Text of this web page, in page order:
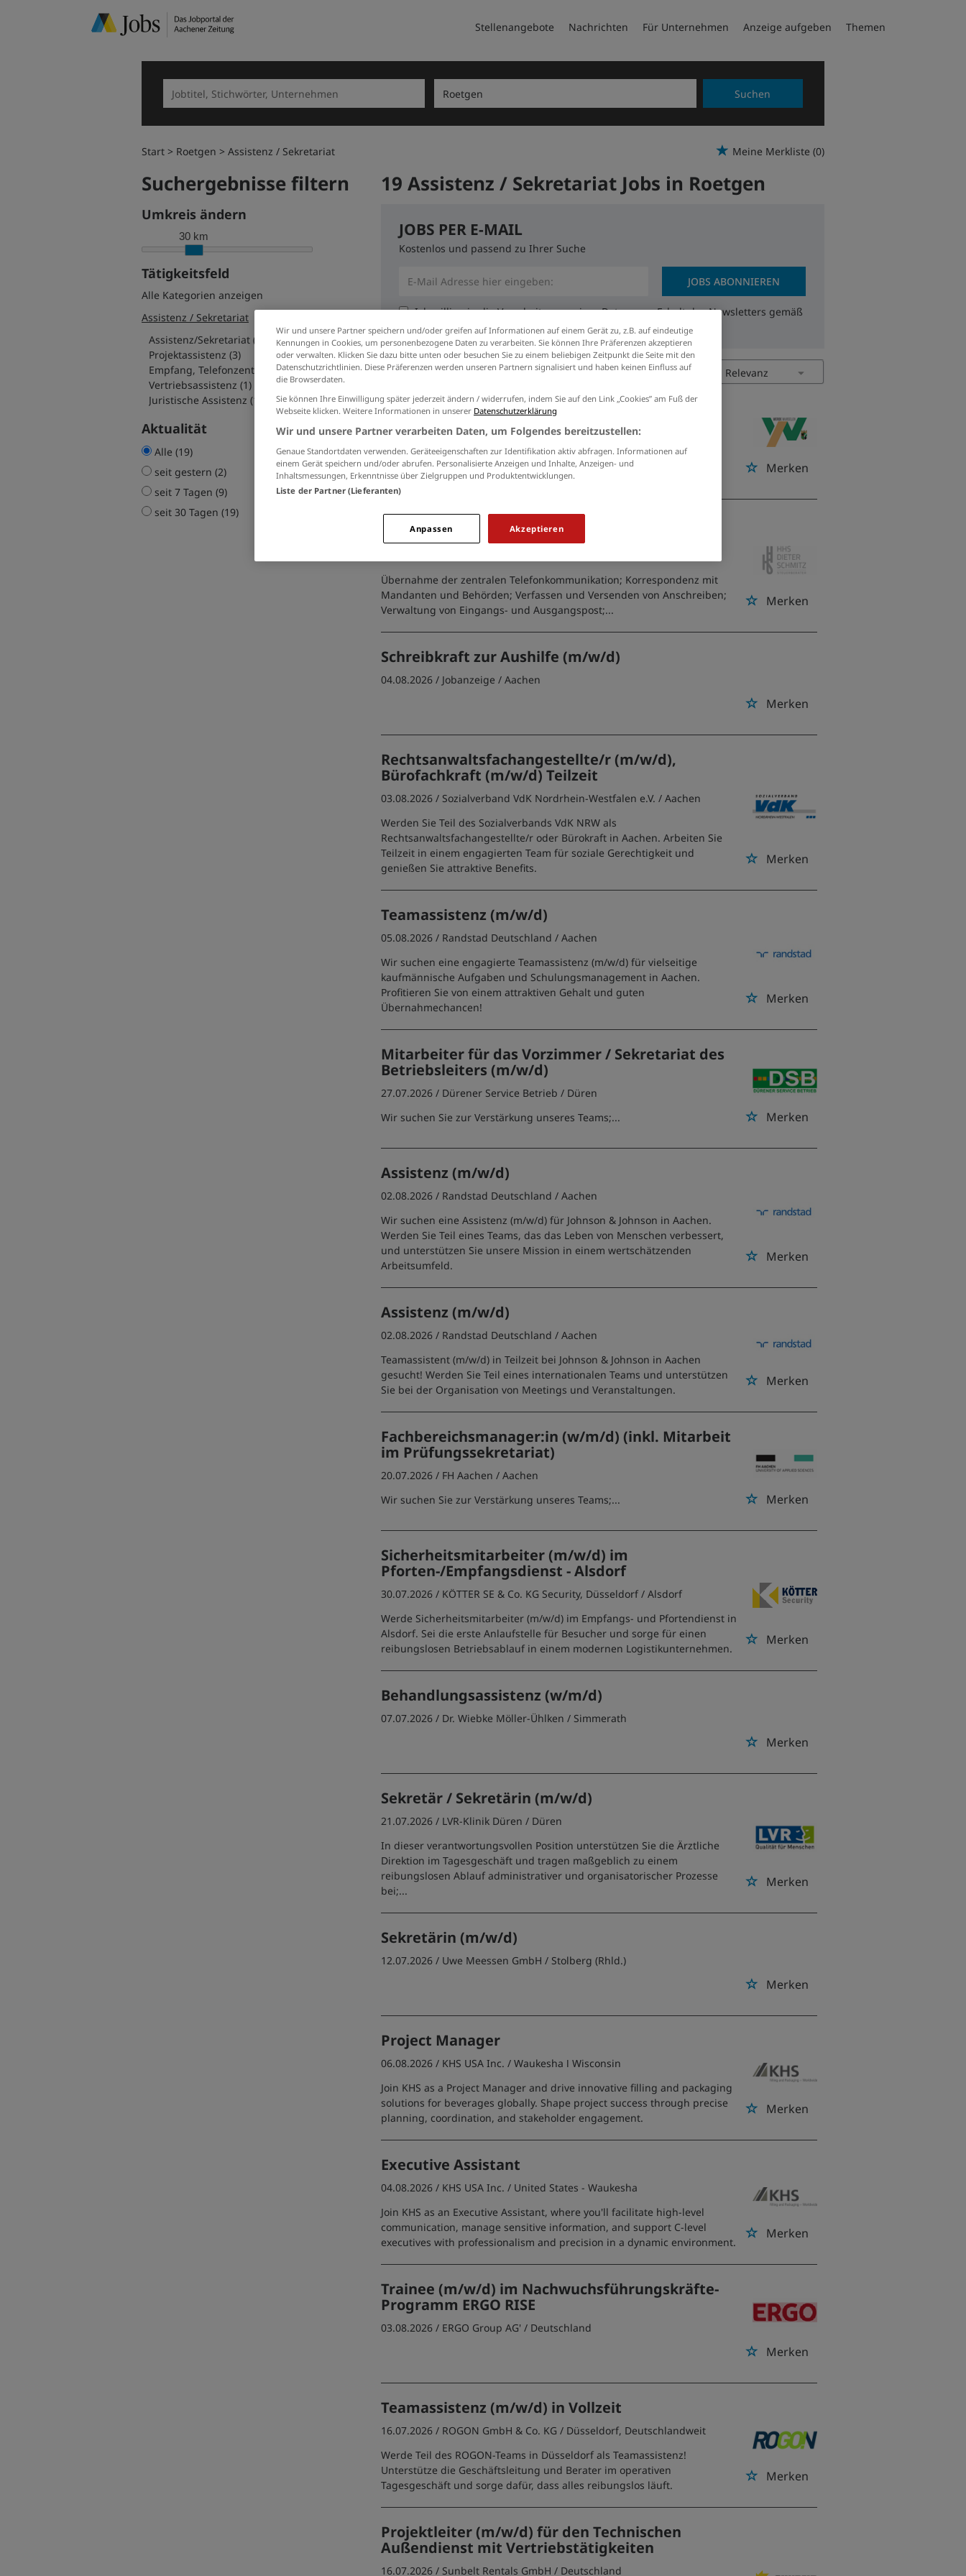
Stellenangebote Nachrichten Für Unternehmen Anzeige aufgeben Themen
Suchen
Start Roetgen Assistenz / Sekretariat Meine Merkliste (0)
Suchergebnisse filtern
Umkreis ändern
30 km
Tätigkeitsfeld
Alle Kategorien anzeigen
Assistenz / Sekretariat
Assistenz/Sekretariat (12)
Projektassistenz (3)
Empfang, Telefonzentrale (2)
Vertriebsassistenz (1)
Juristische Assistenz (1)
Aktualität
Alle (19)
seit gestern (2)
seit 7 Tagen (9)
seit 30 Tagen (19)
19 Assistenz / Sekretariat Jobs in Roetgen
JOBS PER E-MAIL
Kostenlos und passend zu Ihrer Suche
JOBS ABONNIEREN
Ich willige in die Verarbeitung meiner Daten zum Erhalt des Newsletters gemäß
derDatenschutzinformationenein.
Führungsassistent:in (m/w/d) im
vorbeugenden Brandschutz
Merken
Wir suchen Sie zur Verstärkung unseres Teams;...
Mitarbeiter*in Sekretariat (m/w/d)
Merken
Übernahme der zentralen Telefonkommunikation; Korrespondenz mit
Mandanten und Behörden; Verfassen und Versenden von Anschreiben;
Verwaltung von Eingangs- und Ausgangspost;...
Schreibkraft zur Aushilfe (m/w/d)
Merken
04.08.2026 / Jobanzeige / Aachen
Rechtsanwaltsfachangestellte/r (m/w/d),
Bürofachkraft (m/w/d) Teilzeit
Merken
03.08.2026 / Sozialverband VdK Nordrhein-Westfalen e.V. / Aachen
Werden Sie Teil des Sozialverbands VdK NRW als
Rechtsanwaltsfachangestellte/r oder Bürokraft in Aachen. Arbeiten Sie
Teilzeit in einem engagierten Team für soziale Gerechtigkeit und
genießen Sie attraktive Benefits.
Teamassistenz (m/w/d)
Merken
05.08.2026 / Randstad Deutschland / Aachen
Wir suchen eine engagierte Teamassistenz (m/w/d) für vielseitige
kaufmännische Aufgaben und Schulungsmanagement in Aachen.
Profitieren Sie von einem attraktiven Gehalt und guten
Übernahmechancen!
Mitarbeiter für das Vorzimmer / Sekretariat des
Betriebsleiters (m/w/d)
Merken
27.07.2026 / Dürener Service Betrieb / Düren
Wir suchen Sie zur Verstärkung unseres Teams;...
Assistenz (m/w/d)
Merken
02.08.2026 / Randstad Deutschland / Aachen
Wir suchen eine Assistenz (m/w/d) für Johnson & Johnson in Aachen.
Werden Sie Teil eines Teams, das das Leben von Menschen verbessert,
und unterstützen Sie unsere Mission in einem wertschätzenden
Arbeitsumfeld.
Assistenz (m/w/d)
Merken
02.08.2026 / Randstad Deutschland / Aachen
Teamassistent (m/w/d) in Teilzeit bei Johnson & Johnson in Aachen
gesucht! Werden Sie Teil eines internationalen Teams und unterstützen
Sie bei der Organisation von Meetings und Veranstaltungen.
Fachbereichsmanager:in (w/m/d) (inkl. Mitarbeit
im Prüfungssekretariat)
Merken
20.07.2026 / FH Aachen / Aachen
Wir suchen Sie zur Verstärkung unseres Teams;...
Sicherheitsmitarbeiter (m/w/d) im
Pforten-/Empfangsdienst - Alsdorf
Merken
30.07.2026 / KÖTTER SE & Co. KG Security, Düsseldorf / Alsdorf
Werde Sicherheitsmitarbeiter (m/w/d) im Empfangs- und Pfortendienst in
Alsdorf. Sei die erste Anlaufstelle für Besucher und sorge für einen
reibungslosen Betriebsablauf in einem modernen Logistikunternehmen.
Behandlungsassistenz (w/m/d)
Merken
07.07.2026 / Dr. Wiebke Möller-Ühlken / Simmerath
Sekretär / Sekretärin (m/w/d)
Merken
21.07.2026 / LVR-Klinik Düren / Düren
In dieser verantwortungsvollen Position unterstützen Sie die Ärztliche
Direktion im Tagesgeschäft und tragen maßgeblich zu einem
reibungslosen Ablauf administrativer und organisatorischer Prozesse
bei;...
Sekretärin (m/w/d)
Merken
12.07.2026 / Uwe Meessen GmbH / Stolberg (Rhld.)
Project Manager
Merken
06.08.2026 / KHS USA Inc. / Waukesha ǀ Wisconsin
Join KHS as a Project Manager and drive innovative filling and packaging
solutions for beverages globally. Shape project success through precise
planning, coordination, and stakeholder engagement.
Executive Assistant
Merken
04.08.2026 / KHS USA Inc. / United States - Waukesha
Join KHS as an Executive Assistant, where you'll facilitate high-level
communication, manage sensitive information, and support C-level
executives with professionalism and precision in a dynamic environment.
Trainee (m/w/d) im Nachwuchsführungskräfte-
Programm ERGO RISE
Merken
03.08.2026 / ERGO Group AG' / Deutschland
Teamassistenz (m/w/d) in Vollzeit
Merken
16.07.2026 / ROGON GmbH & Co. KG / Düsseldorf, Deutschlandweit
Werde Teil des ROGON-Teams in Düsseldorf als Teamassistenz!
Unterstütze die Geschäftsleitung und Berater im operativen
Tagesgeschäft und sorge dafür, dass alles reibungslos läuft.
Projektleiter (m/w/d) für den Technischen
Außendienst mit Vertriebstätigkeiten
16.07.2026 / Sunbelt Rentals GmbH / Deutschland
Wir und unsere Partner speichern und/oder greifen auf Informationen auf einem Gerät zu, z.B. auf eindeutige
Kennungen in Cookies, um personenbezogene Daten zu verarbeiten. Sie können Ihre Präferenzen akzeptieren
oder verwalten. Klicken Sie dazu bitte unten oder besuchen Sie zu einem beliebigen Zeitpunkt die Seite mit den
Datenschutzrichtlinien. Diese Präferenzen werden unseren Partnern signalisiert und haben keinen Einfluss auf
die Browserdaten.
Sie können Ihre Einwilligung später jederzeit ändern / widerrufen, indem Sie auf den Link „Cookies” am Fuß der
Webseite klicken. Weitere Informationen in unserer Datenschutzerklärung
Wir und unsere Partner verarbeiten Daten, um Folgendes bereitzustellen:
Genaue Standortdaten verwenden. Geräteeigenschaften zur Identifikation aktiv abfragen. Informationen auf
einem Gerät speichern und/oder abrufen. Personalisierte Anzeigen und Inhalte, Anzeigen- und
Inhaltsmessungen, Erkenntnisse über Zielgruppen und Produktentwicklungen.
Liste der Partner (Lieferanten)
Akzeptieren
Anpassen